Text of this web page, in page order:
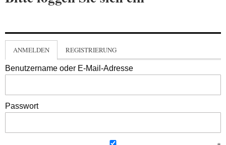
ANMELDEN REGISTRIERUNG
Benutzername oder E-Mail-Adresse
Passwort